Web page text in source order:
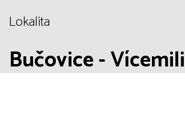
Lokalita
Bučovice -